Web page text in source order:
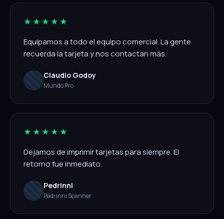
★★★★★
Equipamos a todo el equipo comercial. La gente
recuerda la tarjeta y nos contactan más.
Claudio Godoy
Mundo Pro
★★★★★
Dejamos de imprimir tarjetas para siempre. El
retorno fue inmediato.
Pedrinni
Pedrinni Scanner